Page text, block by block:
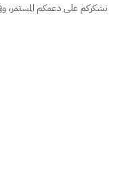
نشكركم على دعمكم المستمر،